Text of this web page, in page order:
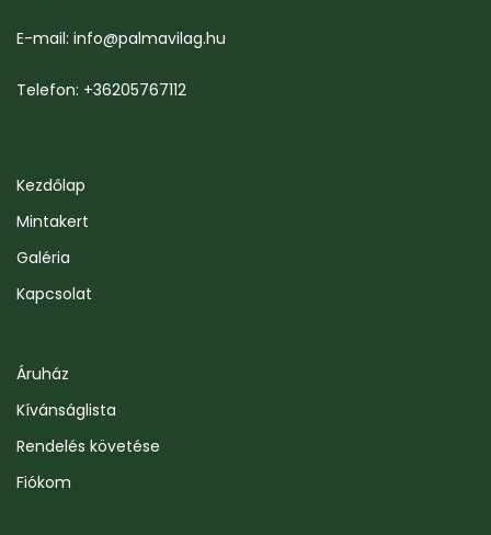
E-mail: info@palmavilag.hu
Telefon: +36205767112
Kezdőlap
Mintakert
Galéria
Kapcsolat
Áruház
Kívánságlista
Rendelés követése
Fiókom